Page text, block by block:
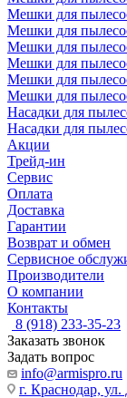
Мешки для
Мешки для
Мешки для
Мешки для
Мешки для
Мешки для
Насадки для
Насадки для
Акции
Трейд-ин
Сервис
Оплата
Доставка
Гарантии
Возврат и обмен
Сервисное
Производители
О компании
Контакты
8 (918) 233-35-23
Заказать звонок
Задать вопрос
info@armispro.ru
г. Краснодар,